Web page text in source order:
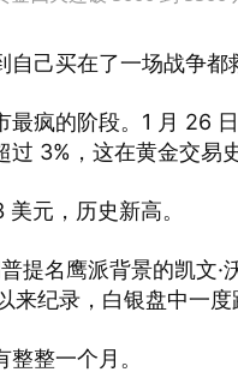
己买在了一场战争都
最疯的阶段。1 月 26
3%，这在黄金交易
元，历史新高。
提名鹰派背景的凯文
纪录，白银盘中一度
整一个月。